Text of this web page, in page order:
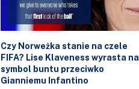
Czy Norweżka stanie na czele
FIFA? Lise Klaveness wyrasta na
symbol buntu przeciwko
Gianniemu Infantino